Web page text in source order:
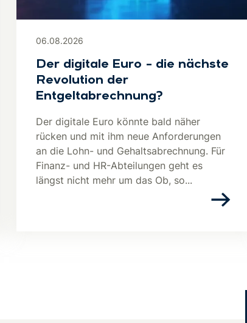
06.08.2026
Der digitale Euro – die nächste
Revolution der
Entgeltabrechnung?
Der digitale Euro könnte bald näher
rücken und mit ihm neue Anforderungen
an die Lohn- und Gehaltsabrechnung. Für
Finanz- und HR-Abteilungen geht es
längst nicht mehr um das Ob, so...